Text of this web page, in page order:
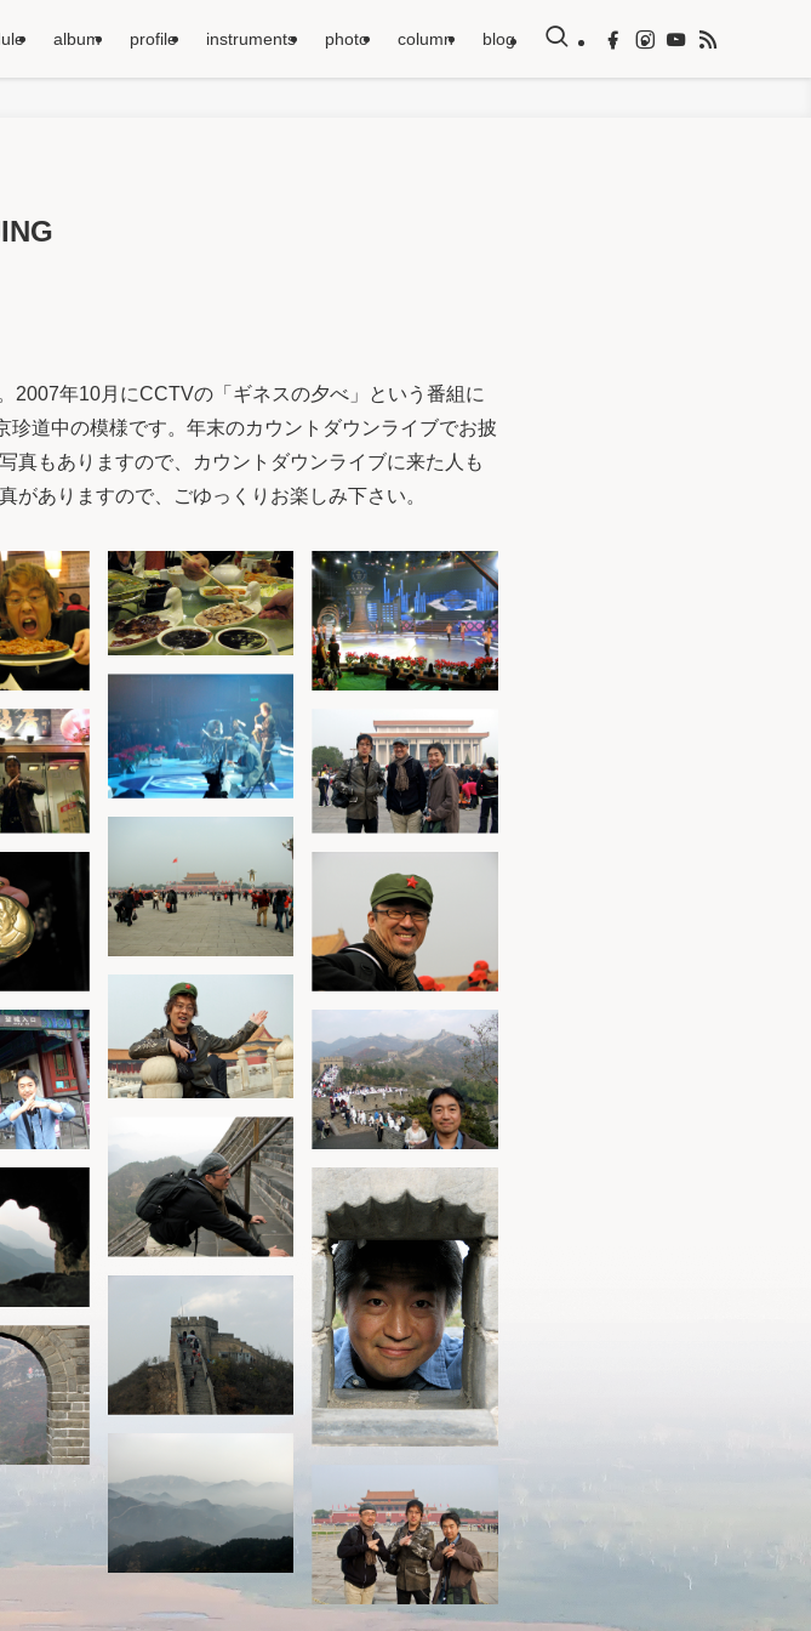
album profile instruments photo column blog
2007年10月にCCTVの「ギネスの夕べ」という番組に
道中の模様です。年末のカウントダウンライブでお披
真もありますので、カウントダウンライブに来た人も
ありますので、ごゆっくりお楽しみ下さい。